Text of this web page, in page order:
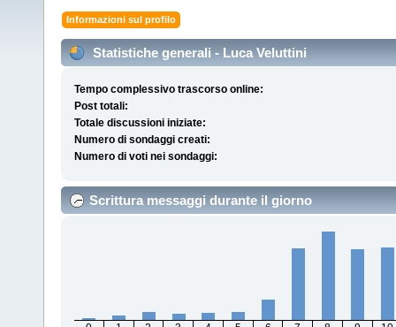
Informazioni sul profilo
Statistiche generali - Luca Veluttini
Tempo complessivo trascorso online:
Post totali:
Totale discussioni iniziate:
Numero di sondaggi creati:
Numero di voti nei sondaggi:
Scrittura messaggi durante il giorno